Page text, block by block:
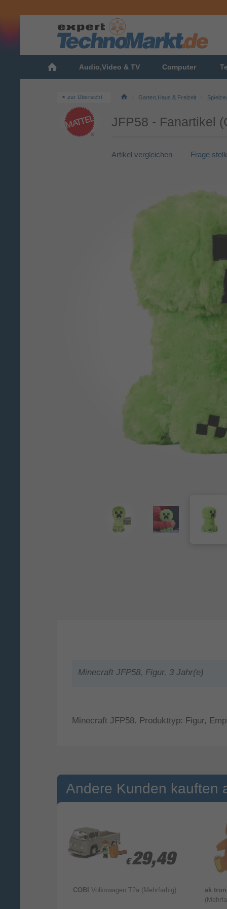
Audio,Video & TV Computer
zur Übersicht Garten,Haus & Freizeit
JFP58 - Fanartikel
Artikel vergleichen Frage
Minecraft JFP58, Figur, 3 Jahr(e)
Minecraft JFP58. Produkttyp: Figur,
Andere Kunden kauften
€ 29,49
€ 29,49
COBI Volkswagen T2a (Mehrfarbig) ak